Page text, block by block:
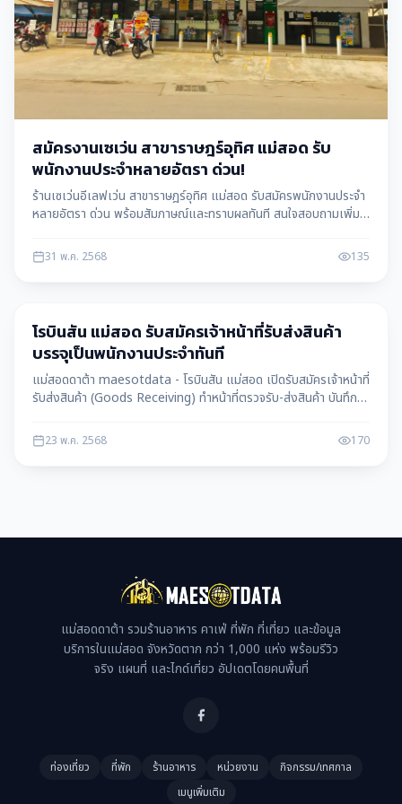
สมัครงานเซเว่น สาขาราษฎร์อุทิศ แม่สอด รับ
พนักงานประจำหลายอัตรา ด่วน!
ร้านเซเว่นอีเลฟเว่น สาขาราษฎร์อุทิศ แม่สอด รับสมัครพนักงานประจำ
หลายอัตรา ด่วน พร้อมสัมภาษณ์และทราบผลทันที สนใจสอบถามเพิ่ม
31 พ.ค. 2568 135
หางาน
โรบินสัน แม่สอด รับสมัครเจ้าหน้าที่รับส่งสินค้า
บรรจุเป็นพนักงานประจำทันที
แม่สอดดาต้า maesotdata - โรบินสัน แม่สอด เปิดรับสมัครเจ้าหน้าที่
รับส่งสินค้า (Goods Receiving) ทำหน้าที่ตรวจรับ-ส่งสินค้า บันทึก
ทันที พร้อมสวัสดิการดีเยี่ยม
23 พ.ค. 2568 170
แม่สอดดาต้า รวมร้านอาหาร คาเฟ่ ที่พัก ที่เที่ยว และข้อมูล
บริการในแม่สอด จังหวัดตาก กว่า 1,000 แห่ง พร้อมรีวิว
จริง แผนที่ และไกด์เที่ยว อัปเดตโดยคนพื้นที่
ท่องเที่ยว ที่พัก ร้านอาหาร หน่วยงาน
กิจกรรม/เทศกาล
เมนูเพิ่มเติม